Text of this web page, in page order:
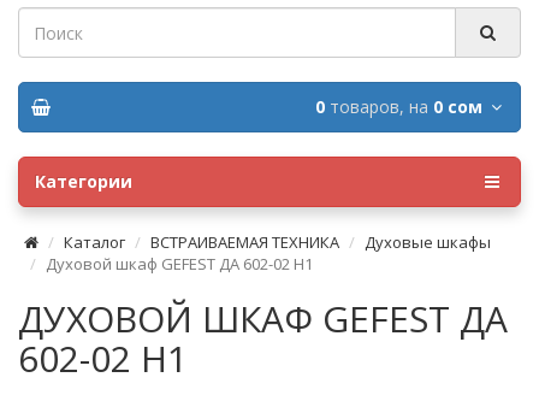
0 товаров, на 0 сом
Категории
Каталог ВСТРАИВАЕМАЯ ТЕХНИКА
Духовые шкафы
Духовой шкаф GEFEST ДА 602-02 Н1
ДУХОВОЙ ШКАФ GEFEST ДА
602-02 Н1